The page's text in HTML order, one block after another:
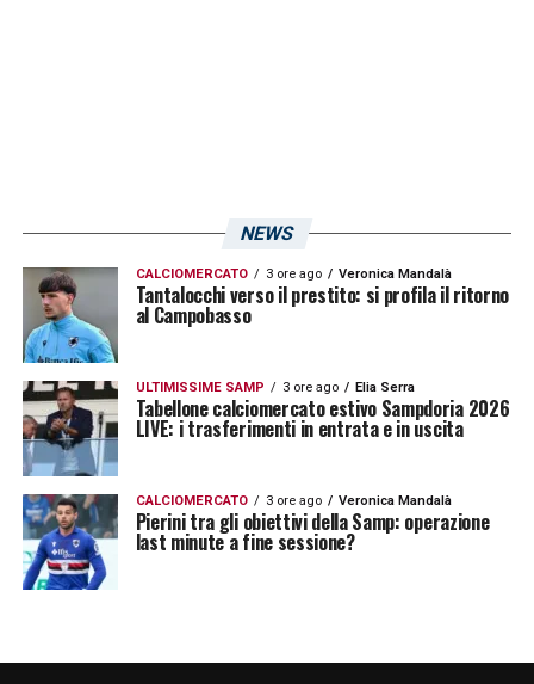
NEWS
CALCIOMERCATO 3 ore ago Veronica Mandalà
Tantalocchi verso il prestito: si profila il ritorno
al Campobasso
ULTIMISSIME SAMP 3 ore ago Elia Serra
Tabellone calciomercato estivo Sampdoria 2026
LIVE: i trasferimenti in entrata e in uscita
CALCIOMERCATO 3 ore ago Veronica Mandalà
Pierini tra gli obiettivi della Samp: operazione
last minute a fine sessione?